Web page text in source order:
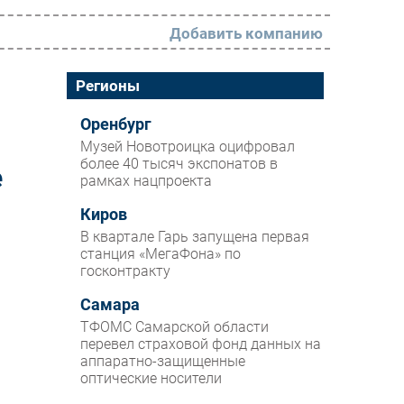
РАЗДЕЛЫ
Новости
Аналитика
Интервью
Мероприятия
Проекты
IT класс
Тестовый стенд
Каталог компаний
Добавить компанию
Регионы
Оренбург
Музей Новотроицка оцифровал
более 40 тысяч экспонатов в
рамках нацпроекта
Киров
В квартале Гарь запущена первая
станция «МегаФона» по
госконтракту
Самара
ТФОМС Самарской области
перевел страховой фонд данных на
аппаратно-защищенные
оптические носители